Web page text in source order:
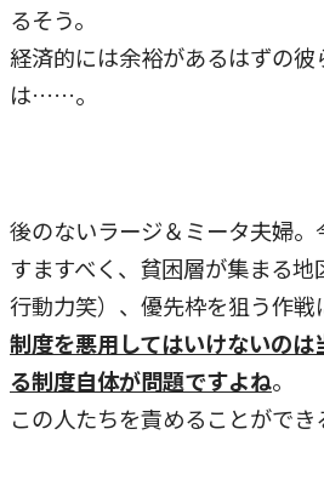
るそう。
経済的には余裕があるはずの彼
は……。
後のないラージ＆ミータ夫婦。
すますべく、貧困層が集まる
行動力笑）、優先枠を狙う作戦
制度を悪用してはいけないのは
る制度自体が問題ですよね。
この人たちを責めることがで